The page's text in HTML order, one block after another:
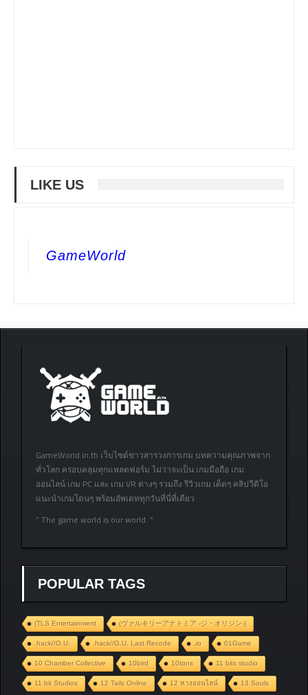
LIKE US
GameWorld
GameWorld.in.th เว็บไซต์ข่าวสารวงการเกม บทความคุณภาพจาก
ทั่วโลก ครอบคลุมทุกแพลตฟอร์ม ไม่ว่าจะเป็น เกมมือถือ เกม
ออนไลน์ เกม PC และ เกม VR ต่างๆ รวมถึง รีวิวเกม เด็ดๆ คลิปวีดิโอ
แนะนำเกมโดนๆ พร้อมอัพเดททุกวันที่นี่ที่เดียว
” The game world is our world. “
POPULAR TAGS
(TLS Entertainment (ヴァルキリーアナトミア ‐ジ・オリジン‐)
.hack//G.U. .hack//G.U. Last Recode .io 01Game
10 Chamber Collective 10bird 10tons 11 bits studio
11 bit Studios 12 Tails Online 12 หางออนไลน์ 13 Souls